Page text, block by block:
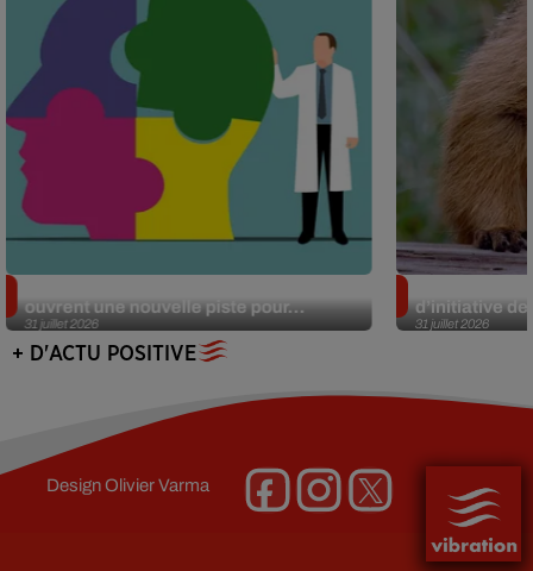
31 juillet 2026
ouvrent une nouvelle piste pour...
31 juillet 2026
d’initiative
+ D'ACTU POSITIVE
DesignOlivier Varma